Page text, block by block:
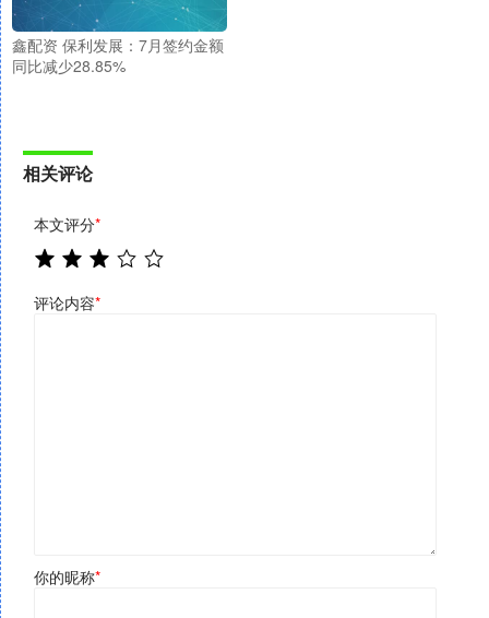
鑫配资 保利发展：7月签约金额
同比减少28.85%
相关评论
本文评分*
评论内容*
你的昵称*